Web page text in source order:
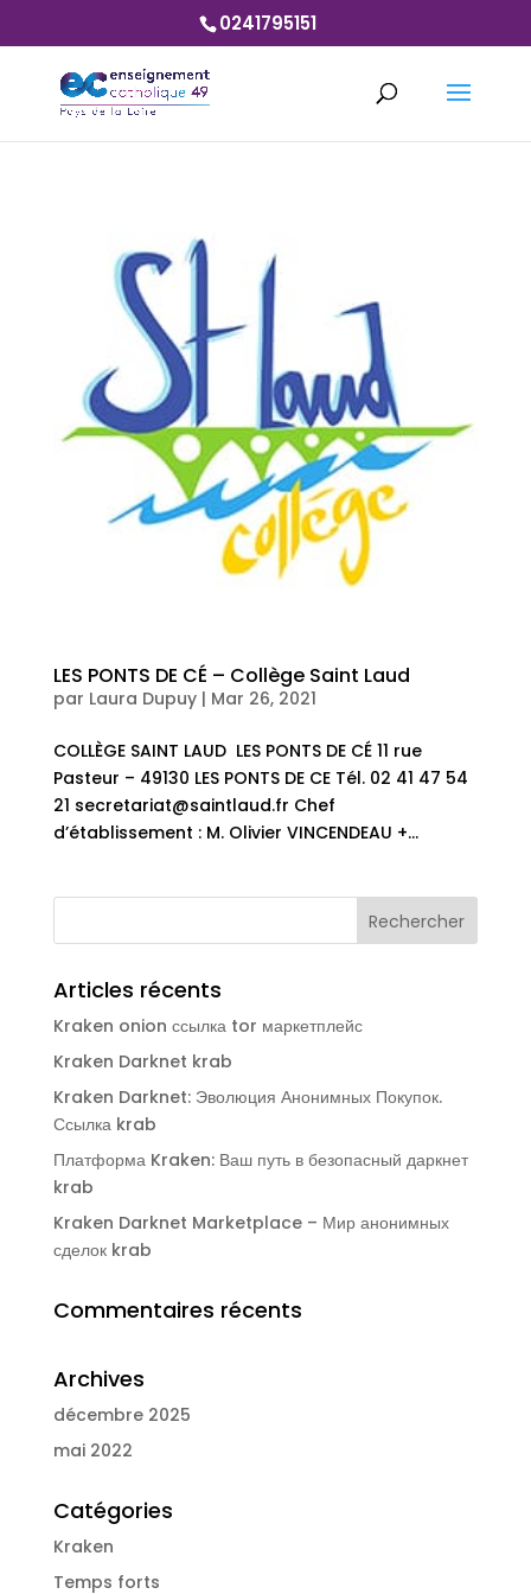
0241795151
LES PONTS DE CÉ – Collège Saint Laud
par Laura Dupuy| Mar 26, 2021
COLLÈGE SAINT LAUD LES PONTS DE CÉ 11 rue
Pasteur – 49130 LES PONTS DE CE Tél. 02 41 47 54
21 secretariat@saintlaud.fr Chef
d’établissement : M. Olivier VINCENDEAU +...
Articles récents
Kraken onion ссылка tor маркетплейс
Kraken Darknet krab
Kraken Darknet: Эволюция Анонимных Покупок.
Ссылка krab
Платформа Kraken: Ваш путь в безопасный даркнет
krab
Kraken Darknet Marketplace – Мир анонимных
сделок krab
Commentaires récents
Archives
décembre 2025
mai 2022
Catégories
Kraken
Temps forts